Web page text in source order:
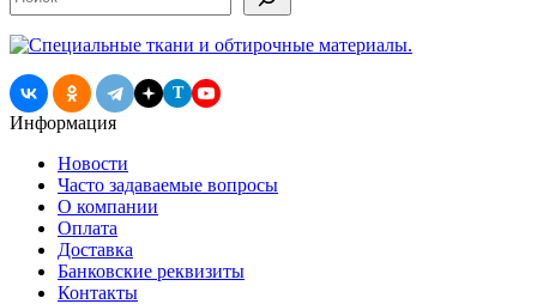
T
Информация
Новости
Часто задаваемые вопросы
О компании
Оплата
Доставка
Банковские реквизиты
Контакты